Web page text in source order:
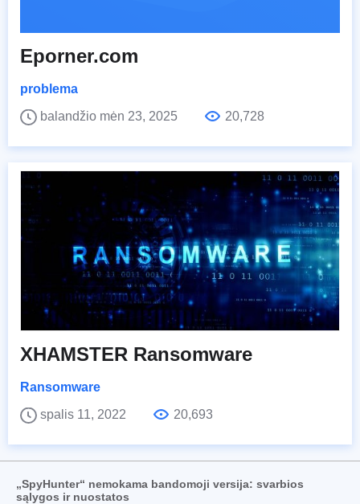
Eporner.com
problema
balandžio mėn 23, 2025
20,728
XHAMSTER Ransomware
Ransomware
spalis 11, 2022
20,693
„SpyHunter“ nemokama bandomoji versija: svarbios
sąlygos ir nuostatos